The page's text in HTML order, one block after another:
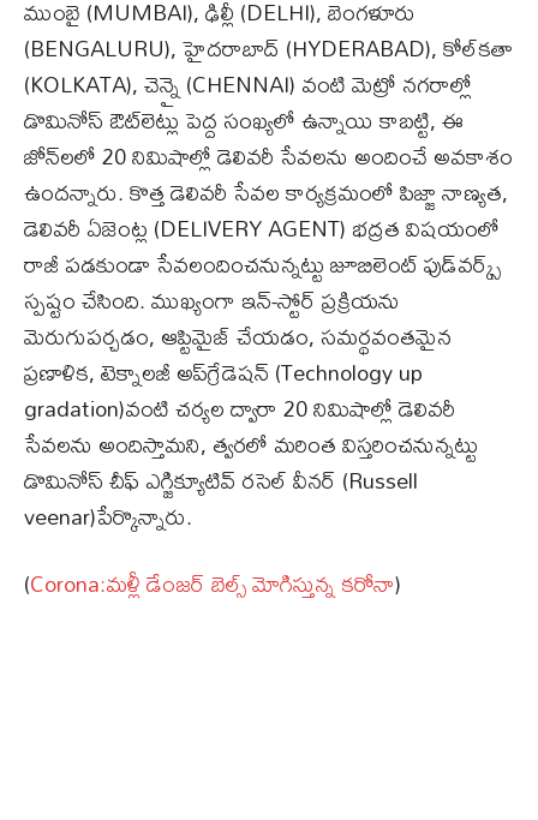
ముంబై (MUMBAI), ఢిల్లీ (DELHI), బెంగళూరు
(BENGALURU), హైదరాబాద్ (HYDERABAD), కోల్‌కతా
(KOLKATA), చెన్నై (CHENNAI) వంటి మెట్రో నగరాల్లో
డొమినోస్ ఔట్‌లెట్లు పెద్ద సంఖ్యలో ఉన్నాయి కాబట్టి, ఈ
జోన్‌లలో 20 నిమిషాల్లో డెలివరీ సేవలను అందించే అవకాశం
ఉందన్నారు. కొత్త డెలివరీ సేవల కార్యక్రమంలో పిజ్జా నాణ్యత,
డెలివరీ ఏజెంట్ల (DELIVERY AGENT) భద్రత విషయంలో
రాజీ పడకుండా సేవలందించనున్నట్టు జూబిలెంట్ ఫుడ్‌వర్క్స్
స్పష్టం చేసింది. ముఖ్యంగా ఇన్-స్టోర్ ప్రక్రియను
మెరుగుపర్చడం, ఆప్టిమైజ్ చేయడం, సమర్థవంతమైన
ప్రణాళిక, టెక్నాలజీ అప్‌గ్రేడెషన్ (Technology up
gradation)వంటి చర్యల ద్వారా 20 నిమిషాల్లో డెలివరీ
సేవలను అందిస్తామని, త్వరలో మరింత విస్తరించనున్నట్టు
డొమినోస్ చీఫ్ ఎగ్జిక్యూటివ్ రసెల్ వీనర్ (Russell
veenar)పేర్కొన్నారు.
(Corona:మళ్లీ డేంజర్ బెల్స్ మోగిస్తున్న కరోనా)